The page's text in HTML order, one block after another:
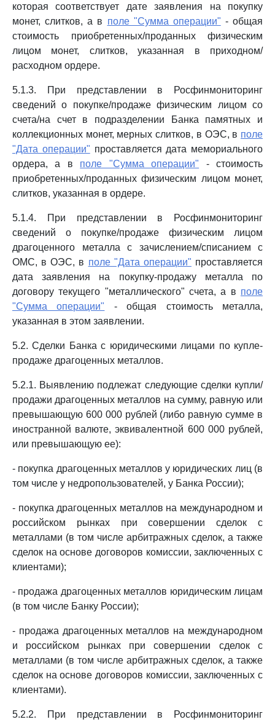
которая соответствует дате заявления на покупку
монет, слитков, а в поле "Сумма операции" - общая
стоимость приобретенных/проданных физическим
лицом монет, слитков, указанная в приходном/
расходном ордере.
5.1.3. При представлении в Росфинмониторинг
сведений о покупке/продаже физическим лицом со
счета/на счет в подразделении Банка памятных и
коллекционных монет, мерных слитков, в ОЭС, в поле
"Дата операции" проставляется дата мемориального
ордера, а в поле "Сумма операции" - стоимость
приобретенных/проданных физическим лицом монет,
слитков, указанная в ордере.
5.1.4. При представлении в Росфинмониторинг
сведений о покупке/продаже физическим лицом
драгоценного металла с зачислением/списанием с
ОМС, в ОЭС, в поле "Дата операции" проставляется
дата заявления на покупку-продажу металла по
договору текущего "металлического" счета, а в поле
"Сумма операции" - общая стоимость металла,
указанная в этом заявлении.
5.2. Сделки Банка с юридическими лицами по купле-
продаже драгоценных металлов.
5.2.1. Выявлению подлежат следующие сделки купли/
продажи драгоценных металлов на сумму, равную или
превышающую 600 000 рублей (либо равную сумме в
иностранной валюте, эквивалентной 600 000 рублей,
или превышающую ее):
- покупка драгоценных металлов у юридических лиц (в
том числе у недропользователей, у Банка России);
- покупка драгоценных металлов на международном и
российском рынках при совершении сделок с
металлами (в том числе арбитражных сделок, а также
сделок на основе договоров комиссии, заключенных с
клиентами);
- продажа драгоценных металлов юридическим лицам
(в том числе Банку России);
- продажа драгоценных металлов на международном
и российском рынках при совершении сделок с
металлами (в том числе арбитражных сделок, а также
сделок на основе договоров комиссии, заключенных с
клиентами).
5.2.2. При представлении в Росфинмониторинг